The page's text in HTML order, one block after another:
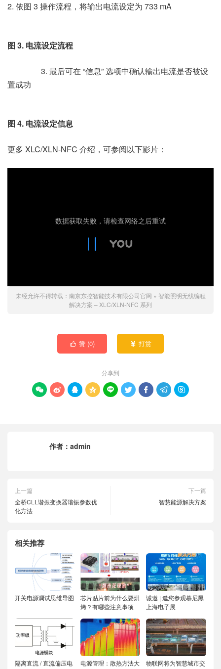
2. 依图 3 操作流程，将输出电流设定为 733 mA
图 3. 电流设定流程
3. 最后可在 “信息” 选项中确认输出电流是否被设
置成功
图 4. 电流设定信息
更多 XLC/XLN-NFC 介绍，可参阅以下影片：
未经允许不得转载： 南京东控智能技术有限公司官网 » 智能照明无线编程
解决方案 – XLC/XLN-NFC 系列
 赞 (0)  打赏
分享到
        
作者： admin
上一篇
全桥CLL谐振变换器谐振参数优
化方法
下一篇
智慧能源解决方案
相关推荐
开关电源调试思维导图
芯片贴片前为什么要烘
烤？有哪些注意事项
诚邀 | 邀您参观慕尼黑
上海电子展
隔离直流 / 直流偏压电
电源管理：散热方法大
物联网将为智慧城市交